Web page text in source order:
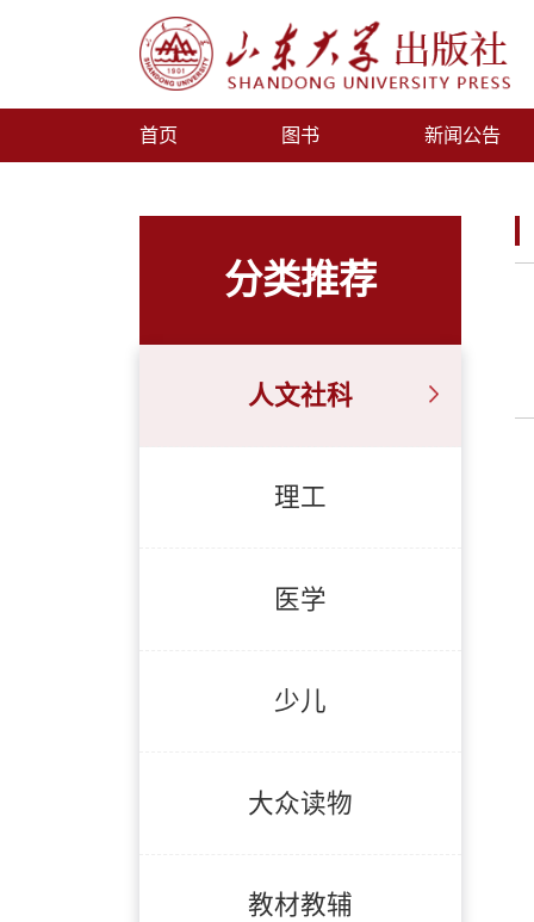
首页 图书 新闻公告
分类推荐
人文社科
理工
医学
少儿
大众读物
教材教辅